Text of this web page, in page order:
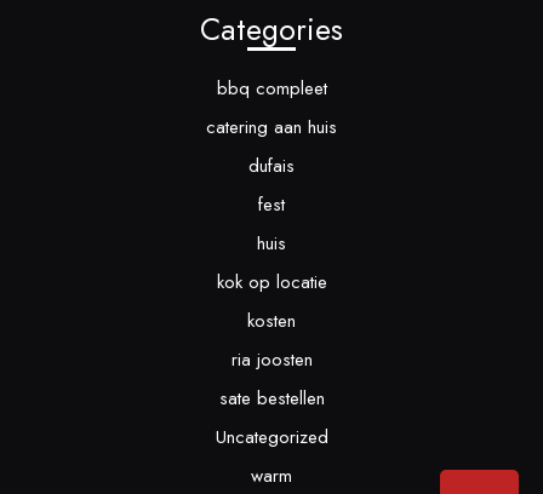
Categories
bbq compleet
catering aan huis
dufais
fest
huis
kok op locatie
kosten
ria joosten
sate bestellen
Uncategorized
warm